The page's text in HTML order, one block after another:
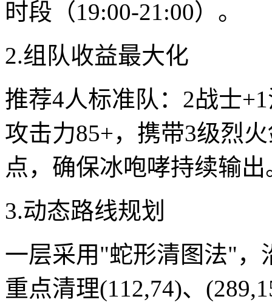
时段（19:00-21:00）。
2.组队收益最大化
推荐4人标准队：2战士
攻击力85+，携带3级烈
点，确保冰咆哮持续输出
3.动态路线规划
一层采用"蛇形清图法"，
重点清理(112,74)、